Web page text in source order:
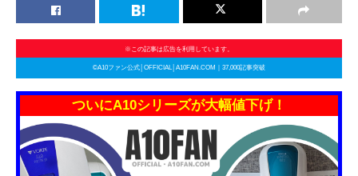
※この記事は広告を利用しています。
©A10ファン公式│OFFICIAL│A10FAN.COM｜37,000記事突破
ついにA10シリーズが大幅値下げ！